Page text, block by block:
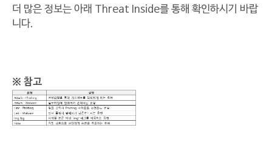
더 많은 정보는 아래 Threat Inside를 통해 확인하시기 바랍
니다.
※ 참고